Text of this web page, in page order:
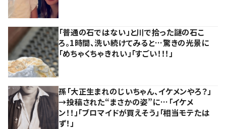
「普通の石ではない」と川で拾った謎の石こ
ろ。1時間、洗い続けてみると…驚きの光景に
「めちゃくちゃきれい」「すごい！！！」
孫「大正生まれのじいちゃん、イケメンやろ？」
→投稿された“まさかの姿”に…「イケメ
ン！！」「ブロマイドが買えそう」「相当モテたは
ず！」